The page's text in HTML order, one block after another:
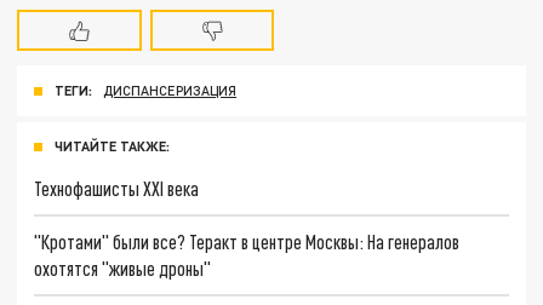
ТЕГИ: ДИСПАНСЕРИЗАЦИЯ
ЧИТАЙТЕ ТАКЖЕ:
Технофашисты XXI века
"Кротами" были все? Теракт в центре Москвы: На генералов
охотятся "живые дроны"